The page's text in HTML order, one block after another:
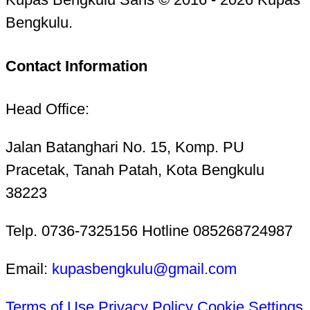
Bengkulu.
Contact Information
Head Office:
Jalan Batanghari No. 15, Komp. PU
Pracetak, Tanah Patah, Kota Bengkulu
38223
Telp. 0736-7325156 Hotline 085268724987
Email: kupasbengkulu@gmail.com